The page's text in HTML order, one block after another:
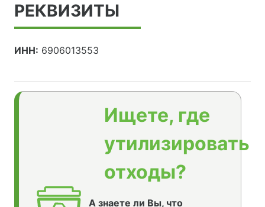
РЕКВИЗИТЫ
ИНН: 6906013553
Ищете, где
утилизировать
отходы?
А знаете ли Вы, что